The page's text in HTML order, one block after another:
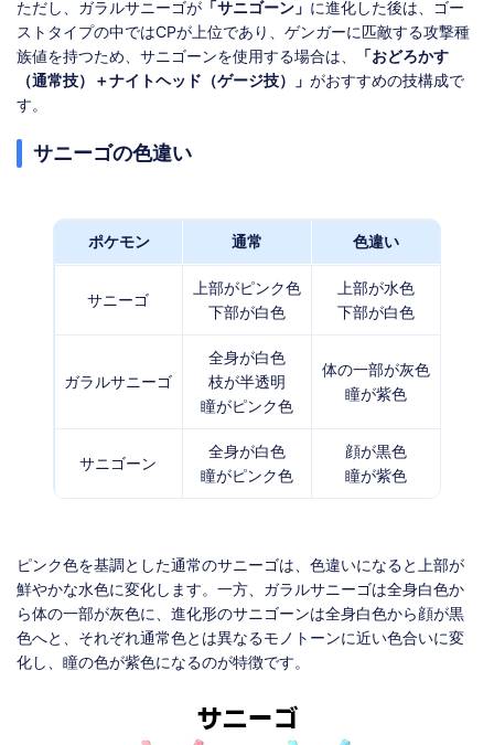
ただし、ガラルサニーゴが 「サニゴーン」 に進化した後は、ゴー
ストタイプの中ではCPが上位であり、ゲンガーに匹敵する攻撃種
族値を持つため、サニゴーンを使用する場合は、
「おどろかす
（通常技）＋ナイトヘッド（ゲージ技）」 がおすすめの技構成で
す。
サニーゴの色違い
ポケモン 通常 色違い
サニーゴ
上部がピンク色
下部が白色
上部が水色
下部が白色
ガラルサニーゴ
全身が白色
枝が半透明
瞳がピンク色
体の一部が灰色
瞳が紫色
サニゴーン
全身が白色
瞳がピンク色
顔が黒色
瞳が紫色
ピンク色を基調とした通常のサニーゴは、色違いになると上部が
鮮やかな水色に変化します。一方、ガラルサニーゴは全身白色か
ら体の一部が灰色に、進化形のサニゴーンは全身白色から顔が黒
色へと、それぞれ通常色とは異なるモノトーンに近い色合いに変
化し、瞳の色が紫色になるのが特徴です。